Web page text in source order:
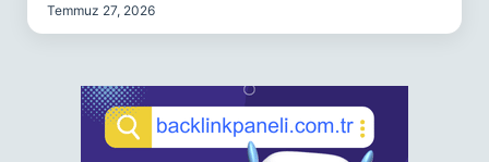
Temmuz 27, 2026